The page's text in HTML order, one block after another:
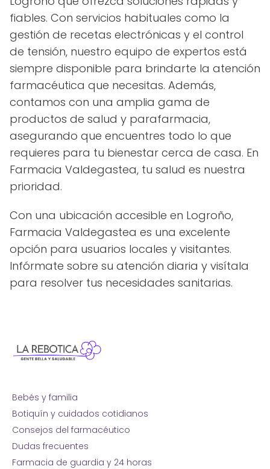
fiables. Con servicios habituales como la
gestión de recetas electrónicas y el control
de tensión, nuestro equipo de expertos está
siempre disponible para brindarte la atención
farmacéutica que necesitas. Además,
contamos con una amplia gama de
productos de salud y parafarmacia,
asegurando que encuentres todo lo que
requieres para tu bienestar cerca de casa. En
Farmacia Valdegastea, tu salud es nuestra
prioridad.
Con una ubicación accesible en Logroño,
Farmacia Valdegastea es una excelente
opción para usuarios locales y visitantes.
Infórmate sobre su atención diaria y visítala
para resolver tus necesidades sanitarias.
Bebés y familia
Botiquín y cuidados cotidianos
Consejos del farmacéutico
Dudas frecuentes
Farmacia de guardia y 24 horas